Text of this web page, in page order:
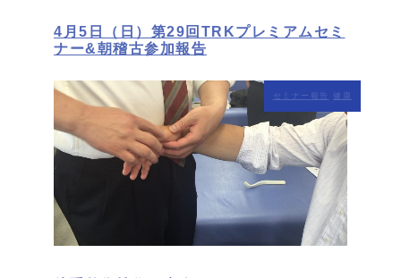
4月5日（日）第29回TRKプレミアムセミ
ナー&朝稽古参加報告
セミナー報告 健康